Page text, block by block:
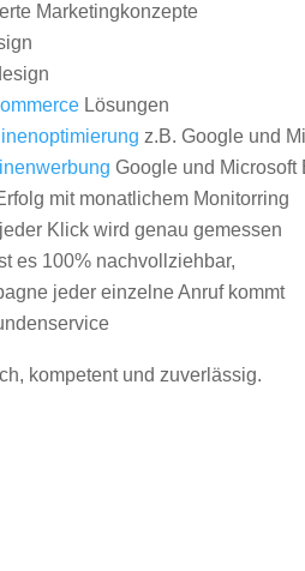
Marketingkonzepte
Lösungen
z.B. Google und
Google und Microsoft
mit monatlichem Monitorring
Klick wird genau gemessen
es 100% nachvollziehbar,
jeder einzelne Anruf kommt
kompetent und zuverlässig.